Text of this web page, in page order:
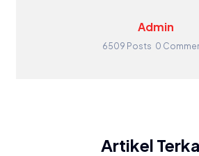
Admin
6509 Posts 0
Artikel